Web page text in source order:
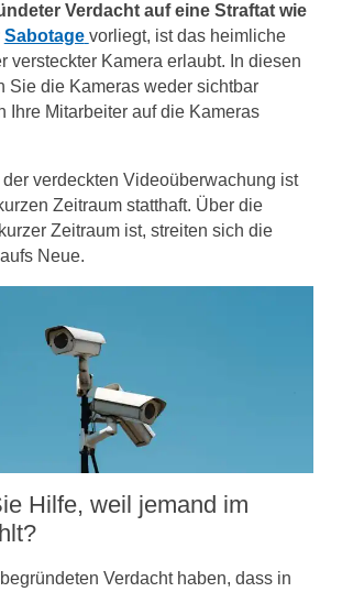
Verdacht auf eine Straftat wie
Sabotage vorliegt, ist das heimliche
versteckter Kamera erlaubt. In diesen
Sie die Kameras weder sichtbar
Ihre Mitarbeiter auf die Kameras
verdeckten Videoüberwachung ist
Zeitraum statthaft. Über die
Zeitraum ist, streiten sich die
Neue.
Hilfe, weil jemand im
Verdacht haben, dass in